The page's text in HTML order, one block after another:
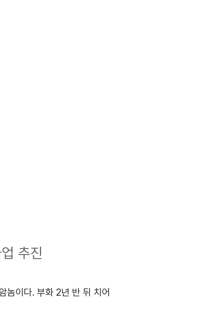
추진
놈이다. 부화 2년 반 뒤 치어